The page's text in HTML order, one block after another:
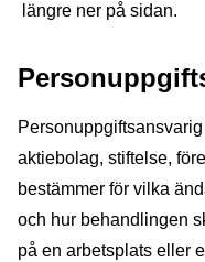
längre ner på sidan.
aktiebolag, stiftelse,
bestämmer för vilka
och hur behandlingen
på en arbetsplats eller